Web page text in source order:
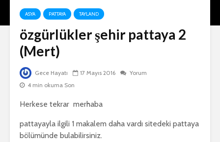
ASYA PATTAYA TAYLAND
özgürlükler şehir pattaya 2
(Mert)
Gece Hayatı 17 Mayıs 2016
Yorum
4 min okuma Son
Herkese tekrar merhaba
pattayayla ilgili 1 makalem daha vardı sitedeki pattaya
bölümünde bulabilirsiniz.